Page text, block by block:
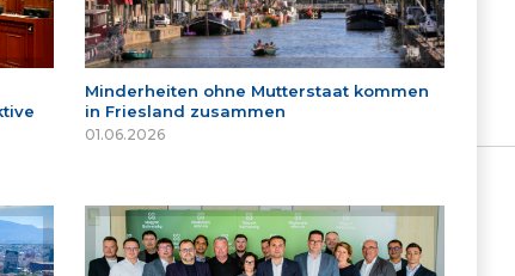
Minderheiten ohne Mutterstaat kommen
in Friesland zusammen
01.06.2026